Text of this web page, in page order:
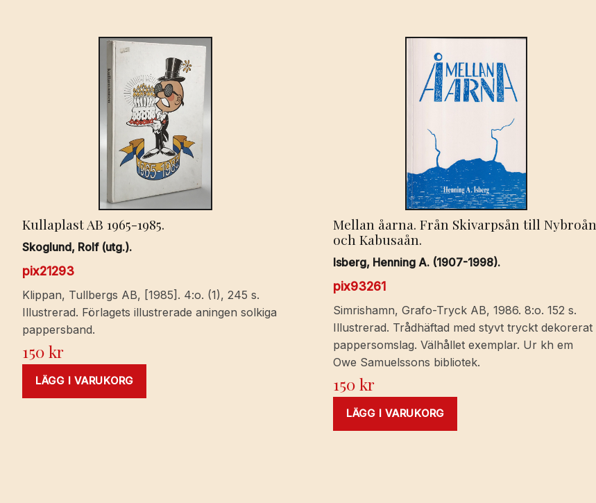
Kullaplast AB 1965-1985.
Skoglund, Rolf (utg.).
pix21293
Klippan, Tullbergs AB, [1985]. 4:o. (1), 245 s.
Illustrerad. Förlagets illustrerade aningen solkiga
pappersband.
150kr
LÄGG I VARUKORG
Mellan åarna. Från Skivarpsån till Nybroån
och Kabusaån.
Isberg, Henning A. (1907-1998).
pix93261
Simrishamn, Grafo-Tryck AB, 1986. 8:o. 152 s.
Illustrerad. Trådhäftad med styvt tryckt dekorerat
pappersomslag. Välhållet exemplar. Ur kh em
Owe Samuelssons bibliotek.
150kr
LÄGG I VARUKORG